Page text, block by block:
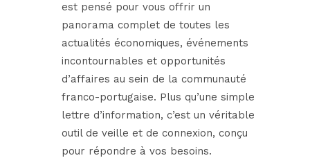
est pensé pour vous offrir un
panorama complet de toutes les
actualités économiques, événements
incontournables et opportunités
d’affaires au sein de la communauté
franco-portugaise. Plus qu’une simple
lettre d’information, c’est un véritable
outil de veille et de connexion, conçu
pour répondre à vos besoins.